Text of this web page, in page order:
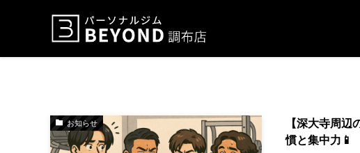
お知らせ
【深大寺周辺
慣と集中力📱